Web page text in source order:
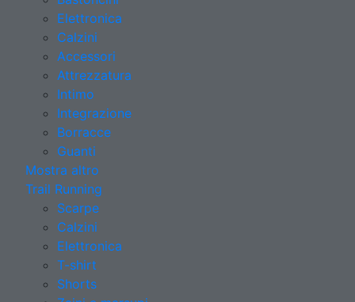
Elettronica
Calzini
Accessori
Attrezzatura
Intimo
Integrazione
Borracce
Guanti
Mostra altro
Trail Running
Scarpe
Calzini
Elettronica
T-shirt
Shorts